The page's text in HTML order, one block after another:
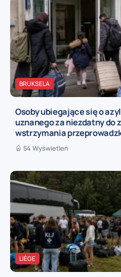
BRUKSELA
Osoby ubiegające się o
uznanego za niezdatny do
wstrzymania
54 Wyświetleń
LIÈGE